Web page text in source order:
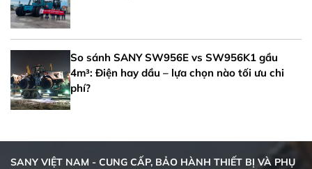
So sánh SANY SW956E vs SW956K1 gầu
4m³: Điện hay dầu – lựa chọn nào tối ưu chi
phí?
SANY VIỆT NAM - CUNG CẤP, BẢO HÀNH THIẾT BỊ VÀ PHỤ